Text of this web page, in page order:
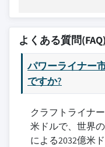
よくある質問
パワーライナー
ですか?
クラフトライナ
米ドルで、世界
による2032億米